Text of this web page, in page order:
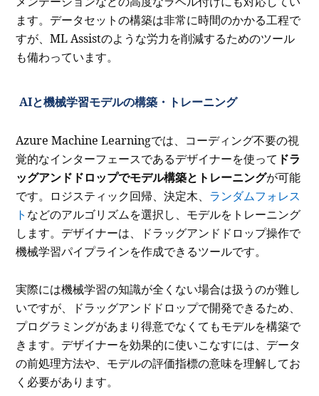
ます。データセットの構築は非常に時間のかかる工程で
すが、ML Assistのような労力を削減するためのツール
も備わっています。
AIと機械学習モデルの構築・トレーニング
Azure Machine Learningでは、コーディング不要の視
覚的なインターフェースであるデザイナーを使って ドラ
ッグアンドドロップでモデル構築とトレーニングが可能
です。ロジスティック回帰、決定木、 ランダムフォレス
ト などのアルゴリズムを選択し、モデルをトレーニング
します。デザイナーは、ドラッグアンドドロップ操作で
機械学習パイプラインを作成できるツールです。
実際には機械学習の知識が全くない場合は扱うのが難し
いですが、ドラッグアンドドロップで開発できるため、
プログラミングがあまり得意でなくてもモデルを構築で
きます。デザイナーを効果的に使いこなすには、データ
の前処理方法や、モデルの評価指標の意味を理解してお
く必要があります。